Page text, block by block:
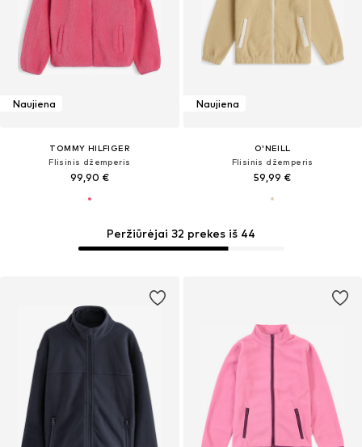
Naujiena
TOMMY HILFIGER
Flisinis džemperis
99,90 €
Naujiena
O'NEILL
Flisinis džemperis
59,99 €
Peržiūrėjai 32 prekes iš 44